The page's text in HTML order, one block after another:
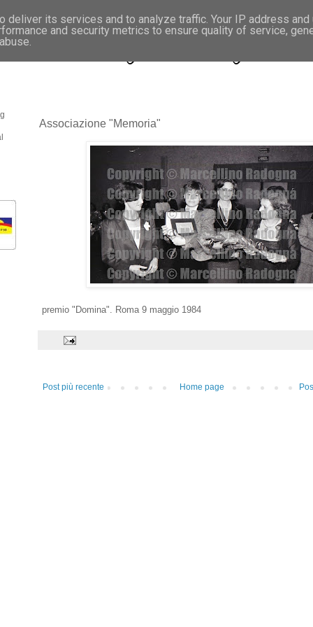
Fotonotizie per la stampa
Associazione "Memoria"
premio "Domina". Roma 9 maggio 1984
Post più recente Home page
its services and to analyze traffic. Your IP address and
and security metrics to ensure quality of service,